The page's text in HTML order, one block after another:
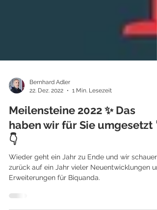
22. Dez. 2022
1 Min. Lesezeit
Meilensteine 2022 ✨ Das
haben wir für Sie umgesetzt
👇
Wieder geht ein Jahr zu Ende und wir schauen
Erweiterungen für Biquanda.